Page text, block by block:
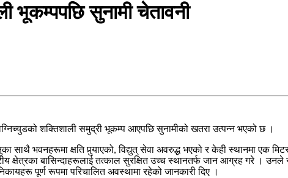
भूकम्पपछि सुनामी चेतावनी
शक्तिशाली समुद्री भूकम्प आएपछि सुनामीको खतरा उत्पन्न भएको छ ।
साथै भवनहरूमा क्षति पुर्‍याएको, विद्युत् सेवा अवरुद्ध भएको र केही स्थानमा एक
क्षेत्रका बासिन्दाहरूलाई तत्काल सुरक्षित उच्च स्थानतर्फ जान आग्रह गरे । उनले
पूर्ण रूपमा परिचालित अवस्थामा रहेको जानकारी दिए ।